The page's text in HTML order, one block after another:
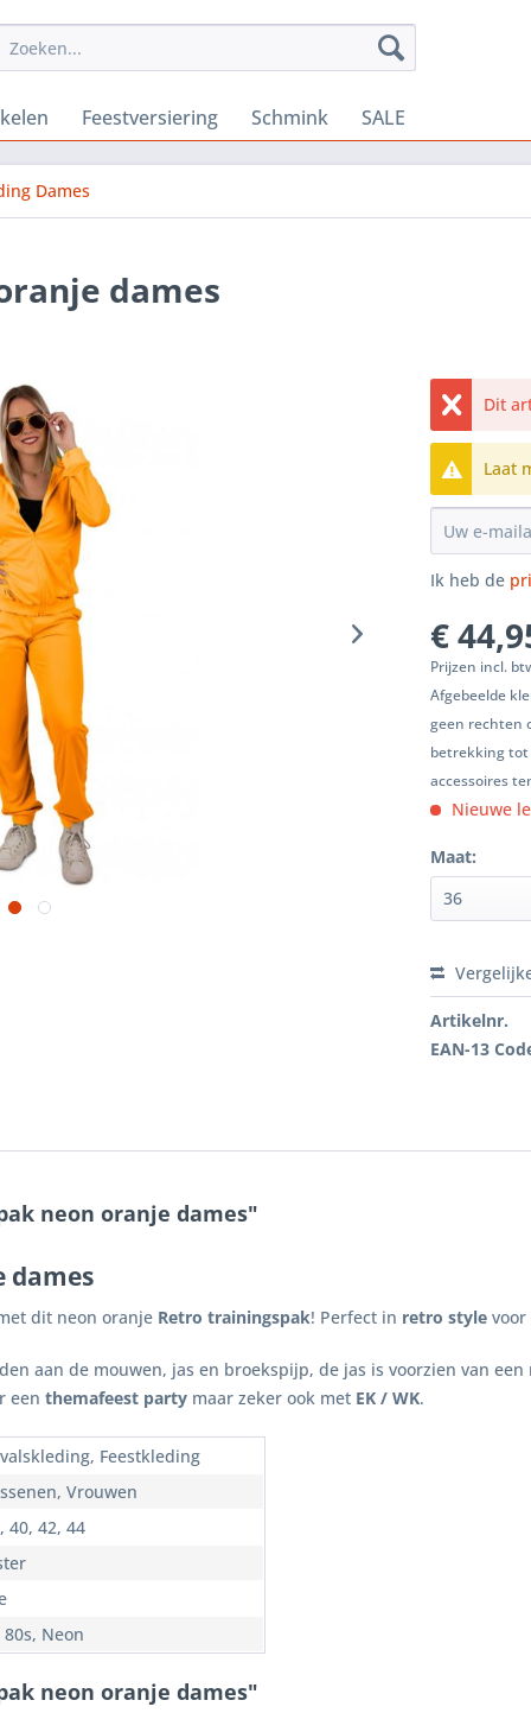
Feestversiering Schmink SALE
Dames
dames
Dit
Laat
Ik heb de
€
Prijzen incl.
Afgebeelde
geen rechten
betrekking tot
accessoires
Nieuwe
Maat:
Artikelnr.
EAN-13
neon oranje dames"
dames
dit neon oranje Retro trainingspak! Perfect in retro style
aan de mouwen, jas en broekspijp, de jas is voorzien van
een themafeest party maar zeker ook met EK / WK.
Feestkleding
Vrouwen
40, 42, 44
80s, Neon
neon oranje dames"